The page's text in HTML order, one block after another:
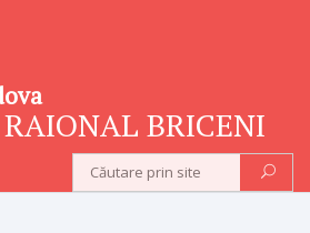
BRICENI